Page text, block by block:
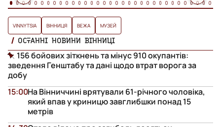
VINNYTSIA ВІННИЦЯ ВЕЖА МУЗЕЙ
ОСТАННІ НОВИНИ ВІННИЦІ
156 бойових зіткнень та мінус 910 окупантів:
зведення Генштабу та дані щодо втрат ворога за
добу
На Вінниччині врятували 61-річного чоловіка,
який впав у криницю завглибшки понад 15
метрів
15:00